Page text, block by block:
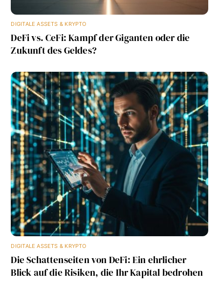
DIGITALE ASSETS & KRYPTO
DeFi vs. CeFi: Kampf der Giganten oder die
Zukunft des Geldes?
DIGITALE ASSETS & KRYPTO
Die Schattenseiten von DeFi: Ein ehrlicher
Blick auf die Risiken, die Ihr Kapital bedrohen